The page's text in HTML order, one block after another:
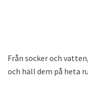
Från socker och
och häll dem på heta